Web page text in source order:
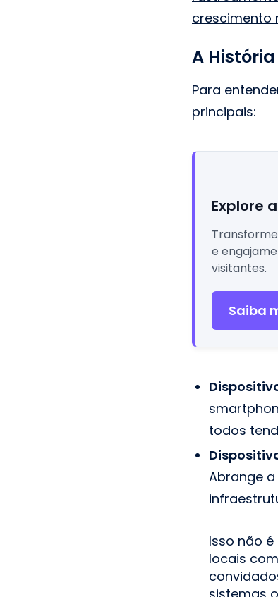
crescimento
A
Para
principais:
Explore
e
visitantes.
Saiba
todos
Abrange
Isso não
locais